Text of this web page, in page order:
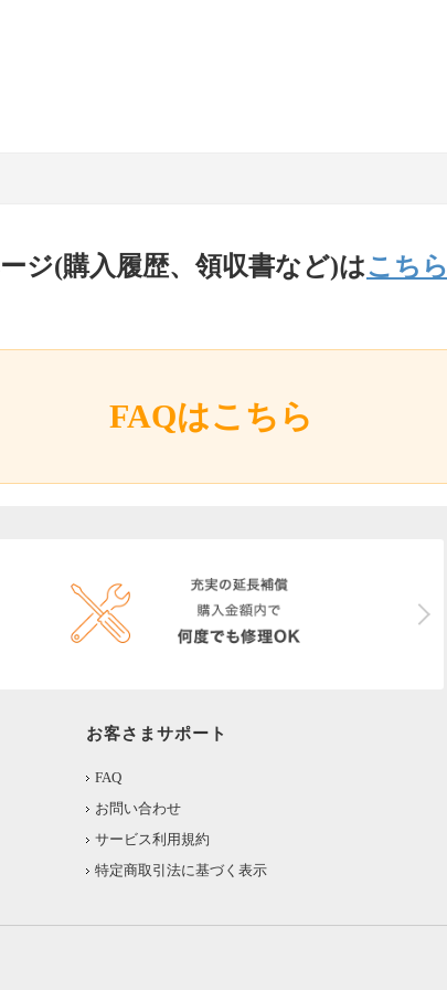
ジ(購入履歴、領収書など)はこちら
FAQはこちら
お客さまサポート
FAQ
お問い合わせ
サービス利用規約
特定商取引法に基づく表示